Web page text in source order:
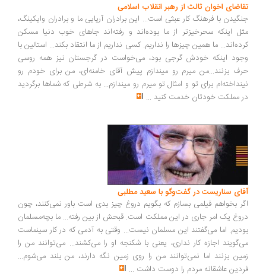
اخوان ثالث از رهبر انقلاب اسلامی
با فرهنگ کار عبثی است... این برادران آریایی ما و برادران وایکینگ،
اینکه سحرخیزتر از ما بوده‌اند و رفته‌اند جاهای خوب دنیا مسکن
ما همین چیزها را نداریم. کسی نداریم از ما انتقاد بکند... استالین با
اینکه خودش گرجی بود، می‌خواست در گرجستان نیز همه روسی
بزنند...من میرم رو میندازم پیش آقای خامنه‌ای، من برای خودم رو
برای تو و امثال تو میرم رو میندازم... به شرطی که شماها برگردید
مملکت خودتان خدمت کنید...
سناریست در گفت‌وگو با سعید مطلبی
بخواهم فیلمی بسازم که بگویم دروغ چیز بدی است باور نمی‌کنند، چون
یک امر جاری در این مملکت است. قبحش از بین رفته... ما بچه‌مسلمان
اما می‌گفتند این مسلمان نیست... وقتی به آدمی که در کار سینماست
اجازه کار نداری، یعنی با شکنجه او را می‌کشند... می‌توانند من را
بزنند اما نمی‌توانند من را روی زمین نگه دارند، من بلند می‌شوم...
عاشقانه مردم را دوست داشت ...